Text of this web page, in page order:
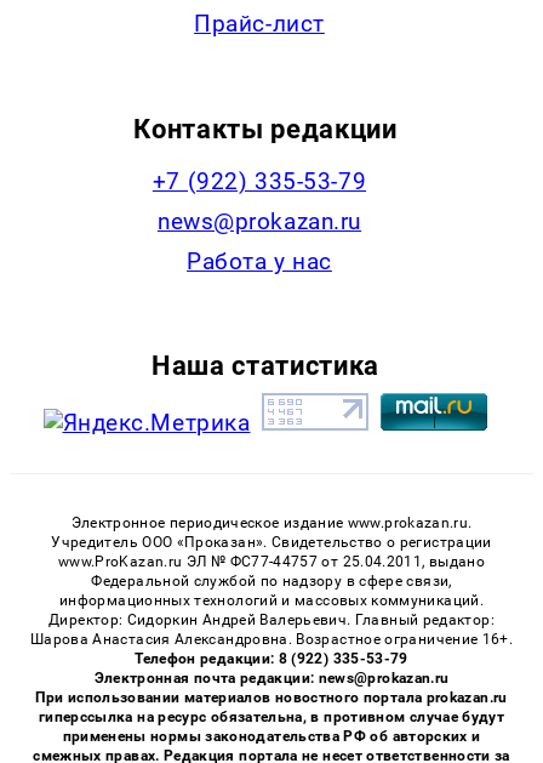
Прайс-лист
Контакты редакции
+7 (922) 335-53-79
news@prokazan.ru
Работа у нас
Наша статистика
Электронное периодическое издание www.prokazan.ru.
Учредитель ООО «Проказан». Cвидетельство о регистрации
www.ProKazan.ru ЭЛ № ФС77-44757 от 25.04.2011, выдано
Федеральной службой по надзору в сфере связи,
информационных технологий и массовых коммуникаций.
Директор: Сидоркин Андрей Валерьевич. Главный редактор:
Шарова Анастасия Александровна. Возрастное ограничение 16+.
Телефон редакции: 8 (922) 335-53-79
Электронная почта редакции: news@prokazan.ru
При использовании материалов новостного портала prokazan.ru
гиперссылка на ресурс обязательна, в противном случае будут
применены нормы законодательства РФ об авторских и
смежных правах. Редакция портала не несет ответственности за